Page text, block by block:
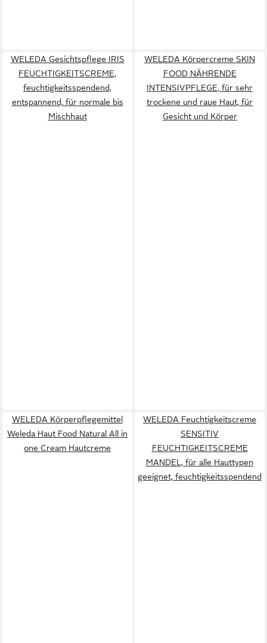
WELEDA Gesichtspflege IRIS
FEUCHTIGKEITSCREME,
feuchtigkeitsspendend,
entspannend, für normale bis
Mischhaut
WELEDA Körpercreme SKIN
FOOD NÄHRENDE
INTENSIVPFLEGE, für sehr
trockene und raue Haut, für
Gesicht und Körper
WELEDA Körperpflegemittel
Weleda Haut Food Natural All in
one Cream Hautcreme
WELEDA Feuchtigkeitscreme
SENSITIV
FEUCHTIGKEITSCREME
MANDEL, für alle Hauttypen
geeignet, feuchtigkeitsspendend